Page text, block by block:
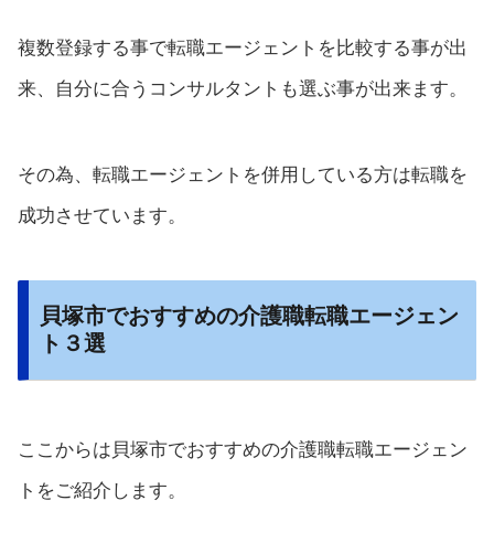
複数登録する事で転職エージェントを比較する事が出
来、自分に合うコンサルタントも選ぶ事が出来ます。
その為、転職エージェントを併用している方は転職を
成功させています。
貝塚市でおすすめの介護職転職エージェン
ト３選
ここからは貝塚市でおすすめの介護職転職エージェン
トをご紹介します。